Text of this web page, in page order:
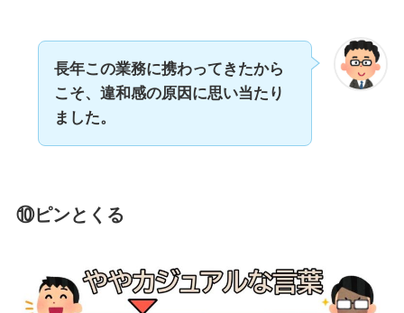
長年この業務に携わってきたから
こそ、違和感の原因に思い当たり
ました。
⑩ピンとくる